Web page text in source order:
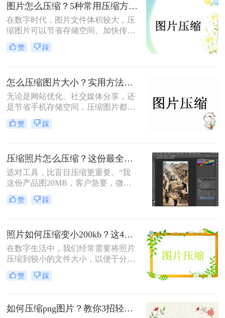
图片怎么压缩？5种常用压缩方法详解！
在数字时代，图片文件体积较大，压
缩图片可以节省存储空间、加快传输
速度或适应社交媒体、邮件等平台的
文件大小限制。那么图片怎么压缩
赞 踩
怎么压缩图片大小？实用方法分享（覆盖6种场景+参数优化+避坑技巧）！
无论是网站优化、社交媒体分享，还
是节省手机存储空间，压缩图片都是
刚需。那么怎么压缩图片大小呢？本
文从零基础小白到技术开发者，系统
赞 踩
压缩照片怎么压缩？这份最全压缩指南，小白也能轻松降80%！
选对工具，比盲目压缩更重要。“我
这份产品图20MB，客户急要，微信
死活发不出去！”一位做电商的朋友
半夜给我发来消息。这场景，想必很
赞 踩
照片如何压缩变小200kb？这4种压缩方法请务必学会！
在数字生活中，我们经常需要将照片
压缩到较小的文件大小，以便于分
享、上传或存储。那么照片如何压缩
变小200kb呢？本文将介绍四种将照
赞 踩
如何压缩png图片？教你3招轻松压缩！